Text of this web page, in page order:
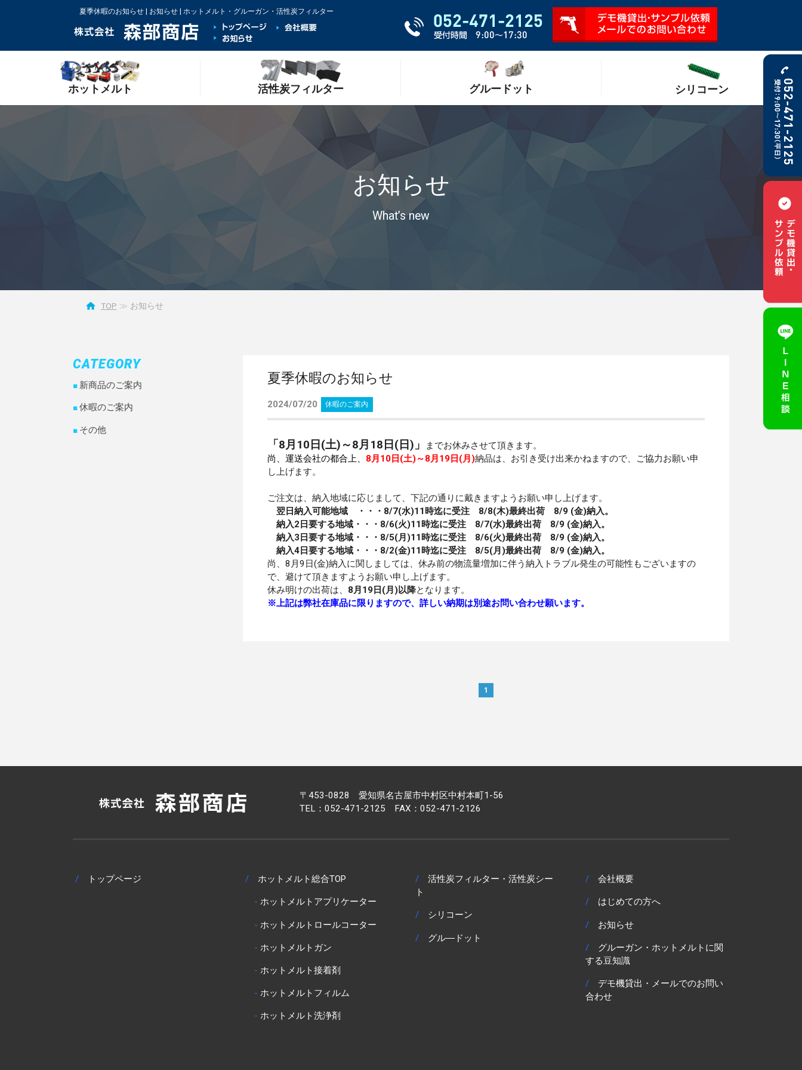
夏季休暇のお知らせ | お知らせ | ホットメルト・グルーガン・活性炭フィルター
ホットメルト 活性炭フィルター グルードット シリコーン
お知らせ
What’s new
TOP お知らせ
夏季休暇のお知らせ
2024/07/20 休暇のご案内
「8月10日(土)～8月18日(日)」
までお休みさせて頂きます。
尚、運送会社の都合上、 8月10日(土)～8月19日(月)納品は、お引き受け出来かねますので、ご協力お願い申
し上げます。
ご注文は、納入地域に応じまして、下記の通りに戴きますようお願い申し上げます。
翌日納入可能地域 ・・・8/7(水)11時迄に受注 8/8(木)最終出荷 8/9 (金)納入。
納入2 日要する地域・・・8/6(火)11時迄に受注 8/7(水)最終出荷8/9 (金)納入。
納入3 日要する地域・・・8/5(月)11時迄に受注 8/6(火)最終出荷8/9 (金)納入。
納入4日要する地域・・・8/2(金)11時迄に受注 8/5(月)最終出荷 8/9 (金)納入。
尚、8月9日(金)納入に関しましては、休み前の物流量増加に伴う納入トラブル発生の可能性もございますの
で、避けて頂きますようお願い申し上げます。
休み明けの出荷は、 8月19日(月)以降となります。
※上記は弊社在庫品に限りますので、詳しい納期は別途お問い合わせ願います。
1
CATEGORY
新商品のご案内
休暇のご案内
その他
〒453-0828 愛知県名古屋市中村区中村本町1-56
TEL： 052-471-2125 FAX：052-471-2126
/ トップページ /ホットメルト総合TOP
-ホットメルトアプリケーター
- ホットメルトロールコーター
-ホットメルトガン
-ホットメルト接着剤
-ホットメルトフィルム
-ホットメルト洗浄剤
/活性炭フィルター・活性炭シー
ト
/ シリコーン
/ グル―ドット
/会社概要
/ はじめての方へ
/ お知らせ
/ グルーガン・ホットメルトに関
する豆知識
/ デモ機貸出・メールでのお問い
合わせ